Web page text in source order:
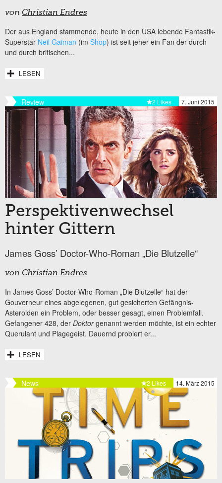
von Christian Endres
Der aus England stammende, heute in den USA lebende Fantastik-
Superstar Neil Gaiman (im Shop) ist seit jeher ein Fan der durch
und durch britischen...
LESEN
Review 7. Juni 2015
2 Likes
Perspektivenwechsel
hinter Gittern
James Goss’ Doctor-Who-Roman „Die Blutzelle“
von Christian Endres
In James Goss’ Doctor-Who-Roman „Die Blutzelle“ hat der
Gouverneur eines abgelegenen, gut gesicherten Gefängnis-
Asteroiden ein Problem, oder besser gesagt, einen Problemfall.
Gefangener 428, der Doktorgenannt werden möchte, ist ein echter
Querulant und Plagegeist. Dauernd probiert er...
LESEN
News 14. März 2015
2 Likes